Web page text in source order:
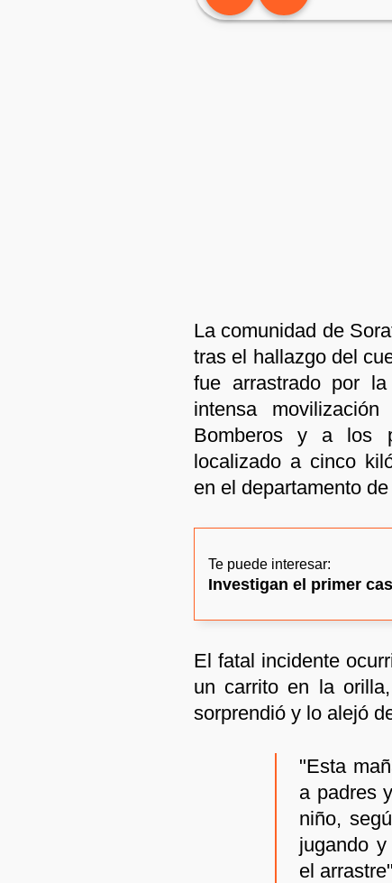
La comunidad de
tras el hallazgo del
fue arrastrado por
intensa
Bomberos y a los
localizado a cinco
en el departamento
Te puede interesar:
Investigan el primer
El fatal incidente
un carrito en la
sorprendió y lo alejó
"Esta
a padres
niño,
jugando
el